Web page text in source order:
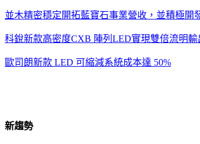
並木精密穩定開拓藍寶石事業營收，並積極開
科銳新款高密度CXB 陣列 LED實現雙倍流明輸
歐司朗新款 LED 可縮減系統成本達 50%
新趨勢